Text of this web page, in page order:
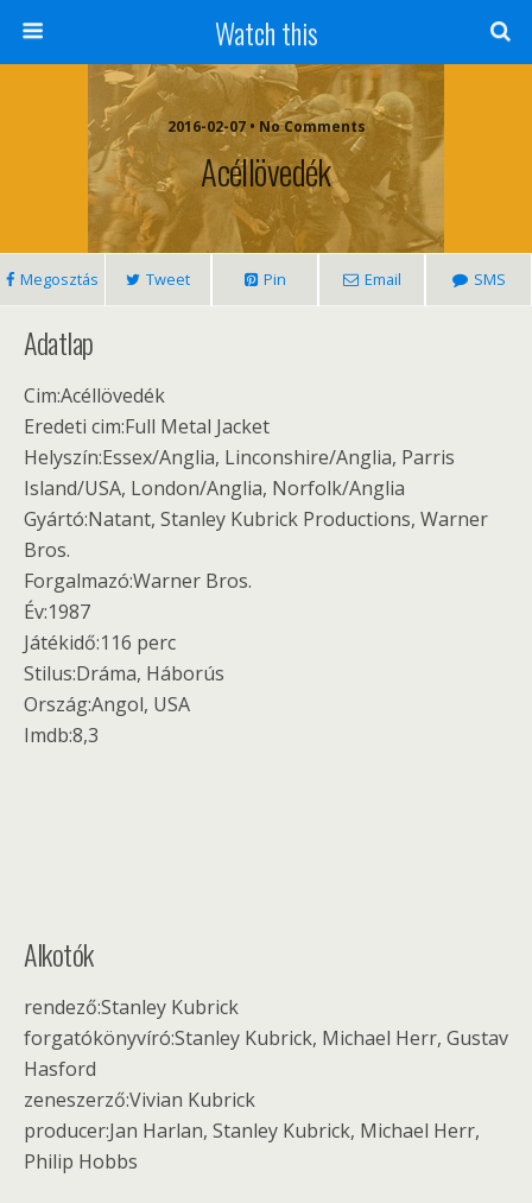
Watch this
2016-02-07 • No Comments
Acéllövedék
Megosztás Tweet Pin Email SMS
Adatlap
Cim:Acéllövedék
Eredeti cim:Full Metal Jacket
Helyszín:Essex/Anglia, Linconshire/Anglia, Parris
Island/USA, London/Anglia, Norfolk/Anglia
Gyártó:Natant, Stanley Kubrick Productions, Warner
Bros.
Forgalmazó:Warner Bros.
Év:1987
Játékidő:116 perc
Stilus:Dráma, Háborús
Ország:Angol, USA
Imdb:8,3
Alkotók
rendező:Stanley Kubrick
forgatókönyvíró:Stanley Kubrick, Michael Herr, Gustav
Hasford
zeneszerző:Vivian Kubrick
producer:Jan Harlan, Stanley Kubrick, Michael Herr,
Philip Hobbs